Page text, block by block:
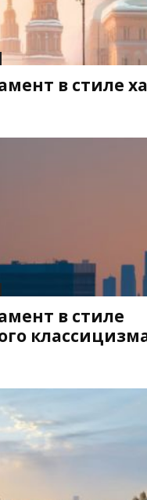
в стиле
в стиле